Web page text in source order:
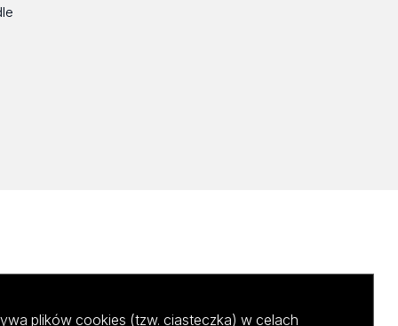
plików cookies (tzw. ciasteczka) w celach